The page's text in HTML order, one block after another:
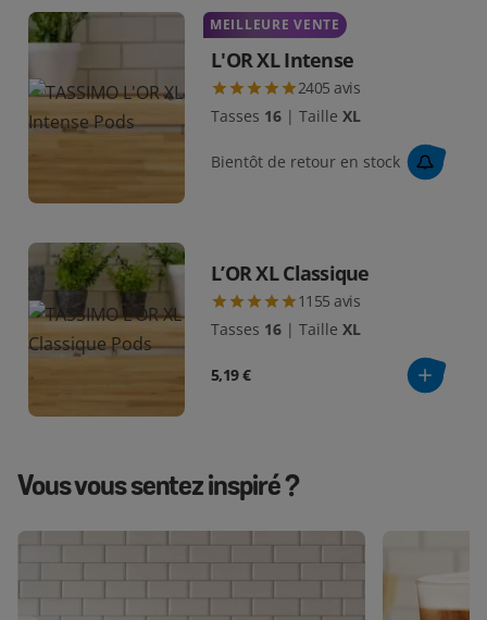
MEILLEURE VENTE
L'OR XL Intense
2405 avis
Tasses 16 | Taille XL
Bientôt de retour en stock
L’OR XL Classique
1155 avis
Tasses 16 | Taille XL
5,19 €
Vous vous sentez inspiré ?